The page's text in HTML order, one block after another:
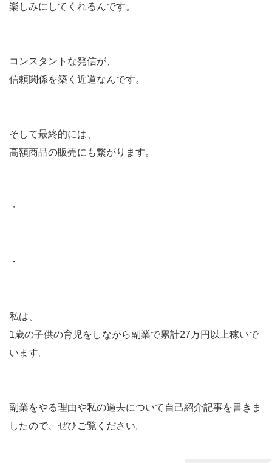
楽しみにしてくれるんです。
コンスタントな発信が、
信頼関係を築く近道なんです。
そして最終的には、
高額商品の販売にも繋がります。
・
・
私は、
1歳の子供の育児をしながら副業で累計27万円以上稼いで
います。
副業をやる理由や私の過去について自己紹介記事を書きま
したので、ぜひご覧ください。